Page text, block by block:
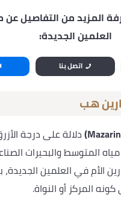
المزيد من التفاصيل عن
العلمين الجديدة:
اتصل بنا
هب
دلالة على درجة
المتوسط والبحيرات
الأم في العلمين الجديدة،
المركز أو النواة.